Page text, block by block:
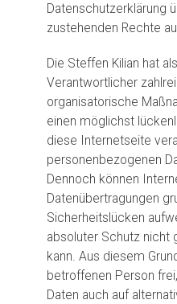
Datenschutzerklärung
zustehenden Rechte
Die Steffen Kilian hat
Verantwortlicher
organisatorische
einen möglichst
diese Internetseite
personenbezogenen
Dennoch können
Datenübertragungen
Sicherheitslücken
absoluter Schutz nicht
kann. Aus diesem
betroffenen Person
Daten auch auf